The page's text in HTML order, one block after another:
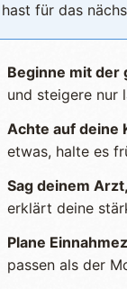
hast für das
Beginne mit der
und steigere nur
Achte auf deine
etwas, halte es
Sag deinem
erklärt deine
Plane
passen als der